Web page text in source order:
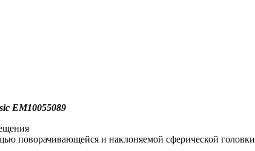
EM10055089
поворачивающейся и наклоняемой сферической головки